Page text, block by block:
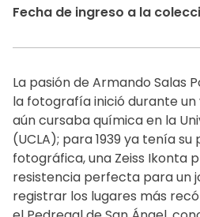
Fecha de ingreso a la
La pasión de Armando Salas
la fotografía inició durante un
aún cursaba química en la
(UCLA); para 1939 ya tenía
fotográfica, una Zeiss Ikonta
resistencia perfecta para un
registrar los lugares más